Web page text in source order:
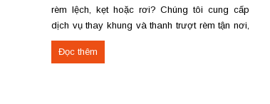
rèm lệch, kẹt hoặc rơi? Chúng tôi cung cấp
dịch vụ thay khung và thanh trượt rèm tận nơi,
đảm bảo rèm vận hành trơn tru, chắc chắn và
bền lâu. Thay khung rèm bị gãy, cong vênh
Đọc thêm